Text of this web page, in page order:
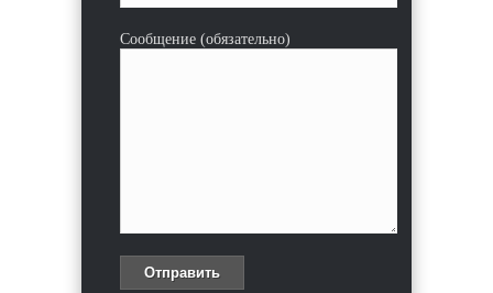
Сообщение (обязательно)